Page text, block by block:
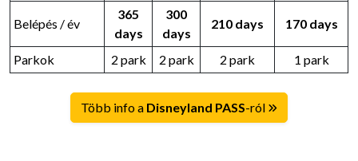
Belépés / év
365
days
300
days
210 days 170 days
Parkok 2 park 2 park 2 park 1 park
Több info a Disneyland PASS-ról